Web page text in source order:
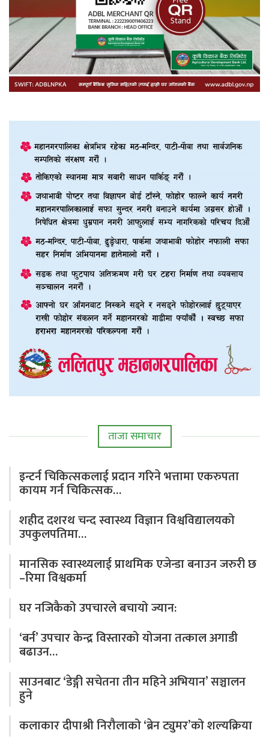
ताजा समाचार
इन्टर्न चिकित्सकलाई प्रदान गरिने भत्तामा एकरुपता
कायम गर्न चिकित्सक…
शहीद दशरथ चन्द स्वास्थ्य विज्ञान विश्वविद्यालयको
उपकुलपतिमा…
मानसिक स्वास्थ्यलाई प्राथमिक एजेन्डा बनाउन जरुरी छ
–रिमा विश्वकर्मा
घर नजिकैको उपचारले बचायो ज्यान:
‘बर्न’ उपचार केन्द्र विस्तारको योजना तत्काल अगाडी
बढाउन…
साउनबाट ‘डेङ्गी सचेतना तीन महिने अभियान’ सञ्चालन
हुने
कलाकार दीपाश्री निरौलाको ‘ब्रेन ट्युमर’को शल्यक्रिया